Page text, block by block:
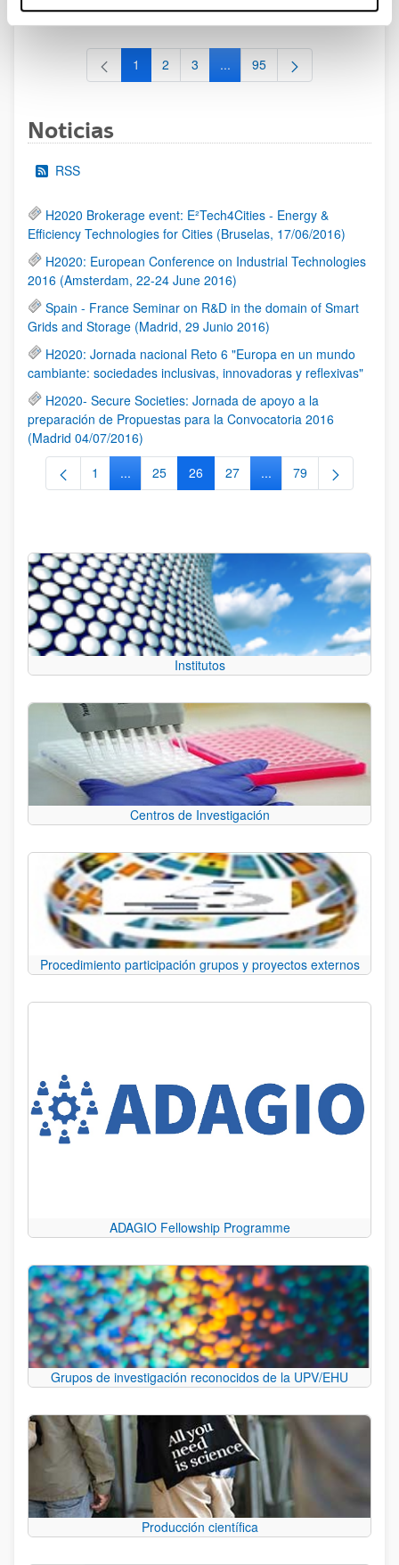
Página
1 Página
2 Página
3 ...Páginas intermedias Use TAB
Página
95
Noticias
RSS
H2020 Brokerage event: E²Tech4Cities - Energy &
Efficiency Technologies for Cities (Bruselas, 17/06/2016)
H2020: European Conference on Industrial Technologies
2016 (Amsterdam, 22-24 June 2016)
Spain - France Seminar on R&D in the domain of Smart
Grids and Storage (Madrid, 29 Junio 2016)
H2020: Jornada nacional Reto 6 "Europa en un mundo
cambiante: sociedades inclusivas, innovadoras y reflexivas"
H2020- Secure Societies: Jornada de apoyo a la
preparación de Propuestas para la Convocatoria 2016
(Madrid 04/07/2016)
Página
1 ...Páginas intermedias Use TAB para desplazarse.
Página
25 Página
26 Página
27 ...Páginas intermedias
Página
79
Institutos
Centros de Investigación
Procedimiento participación grupos y proyectos externos
ADAGIO Fellowship Programme
Grupos de investigación reconocidos de la UPV/EHU
Producción científica